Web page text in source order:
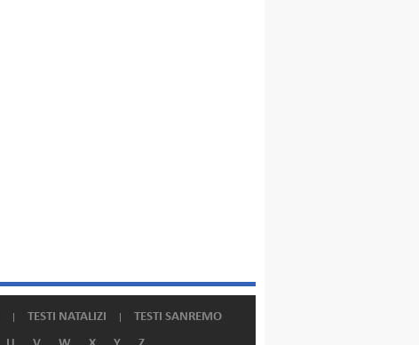
TESTI NATALIZI
TESTI SANREMO